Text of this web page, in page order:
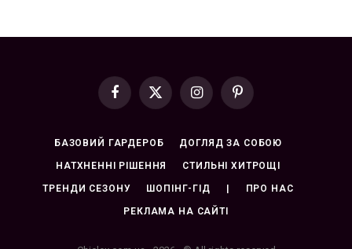
Facebook
X
InstagramPinterest
БАЗОВИЙ ГАРДЕРОБ ДОГЛЯД ЗА СОБОЮ
НАТХНЕННІ РІШЕННЯ СТИЛЬНІ ХИТРОЩІ
ТРЕНДИ СЕЗОНУ ШОПІНГ-ГІД | ПРО НАС
РЕКЛАМА НА САЙТІ